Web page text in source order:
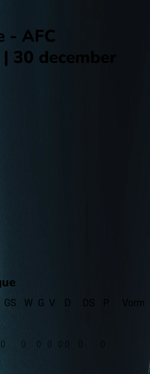
- AFC
december
GS W G V D DS P Vorm
0 0 0 0 0:0